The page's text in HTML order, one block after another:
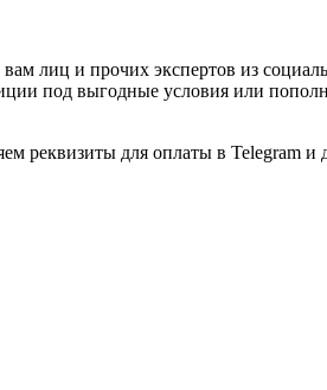
лиц и прочих экспертов из
под выгодные условия или
для оплаты в Telegram и